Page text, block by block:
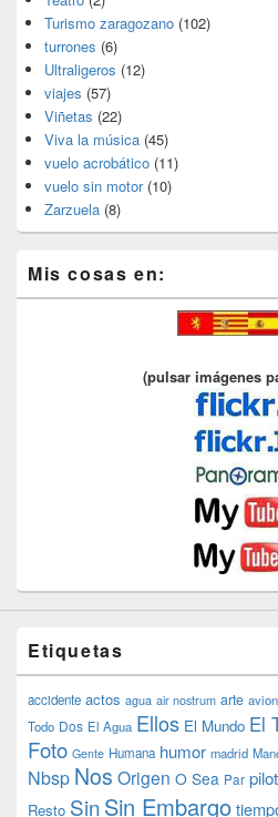
Turismo zaragozano (102)
turrones (6)
Ultraligeros (12)
viajes (57)
Viñetas (22)
Viva la música (45)
vuelo acrobático (11)
vuelo sin motor(10)
Zarzuela (8)
Mis cosas en:
(pulsar imágenes
Etiquetas
accidente actos agua air nostrum arte
Todo Dos El Agua Ellos El Mundo El
Foto Gente Humana humor madrid
Nbsp Nos Origen O Sea Par
Resto SinSin Embargo